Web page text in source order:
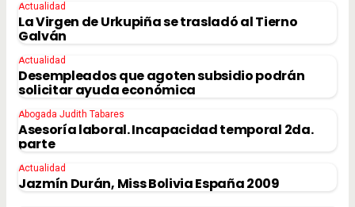
Actualidad
La Virgen de Urkupiña se trasladó al Tierno
Galván
Actualidad
Desempleados que agoten subsidio podrán
solicitar ayuda económica
Abogada Judith Tabares
Asesoría laboral. Incapacidad temporal 2da.
parte
Actualidad
Jazmín Durán, Miss Bolivia España 2009